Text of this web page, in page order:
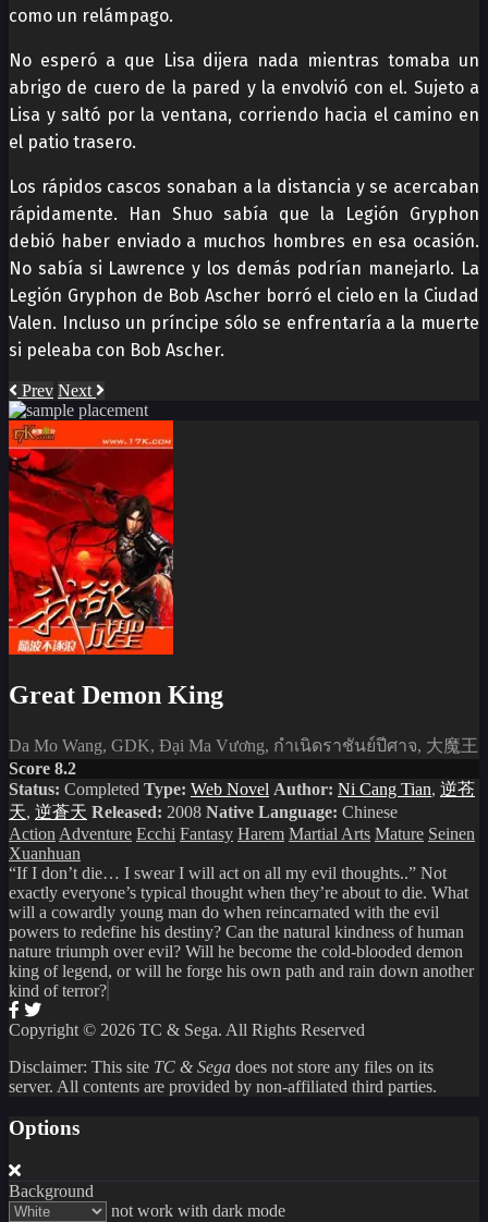
como un relámpago.
No esperó a que Lisa dijera nada mientras tomaba un
abrigo de cuero de la pared y la envolvió con el. Sujeto a
Lisa y saltó por la ventana, corriendo hacia el camino en
el patio trasero.
Los rápidos cascos sonaban a la distancia y se acercaban
rápidamente. Han Shuo sabía que la Legión Gryphon
debió haber enviado a muchos hombres en esa ocasión.
No sabía si Lawrence y los demás podrían manejarlo. La
Legión Gryphon de Bob Ascher borró el cielo en la Ciudad
Valen. Incluso un príncipe sólo se enfrentaría a la muerte
si peleaba con Bob Ascher.
Prev Next
Great Demon King
Da Mo Wang, GDK, Đại Ma Vương, กำเนิดราชันย์ปีศาจ, 大魔王
Score 8.2
Status: Completed Type: Web Novel Author: Ni Cang Tian, 逆苍
天, 逆蒼天 Released: 2008 Native Language: Chinese
Action Adventure Ecchi Fantasy Harem Martial Arts Mature Seinen
Xuanhuan
“If I don’t die… I swear I will act on all my evil thoughts..” Not
exactly everyone’s typical thought when they’re about to die. What
will a cowardly young man do when reincarnated with the evil
powers to redefine his destiny? Can the natural kindness of human
nature triumph over evil? Will he become the cold-blooded demon
king of legend, or will he forge his own path and rain down another
kind of terror?
Copyright © 2026 TC & Sega. All Rights Reserved
Disclaimer: This site TC & Sega does not store any files on its
server. All contents are provided by non-affiliated third parties.
Options
Background
not work with dark mode